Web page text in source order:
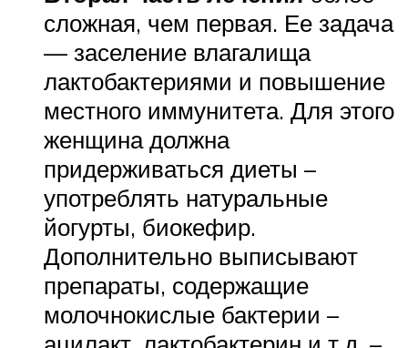
сложная, чем первая. Ее задача
— заселение влагалища
лактобактериями и повышение
местного иммунитета. Для этого
женщина должна
придерживаться диеты –
употреблять натуральные
йогурты, биокефир.
Дополнительно выписывают
препараты, содержащие
молочнокислые бактерии –